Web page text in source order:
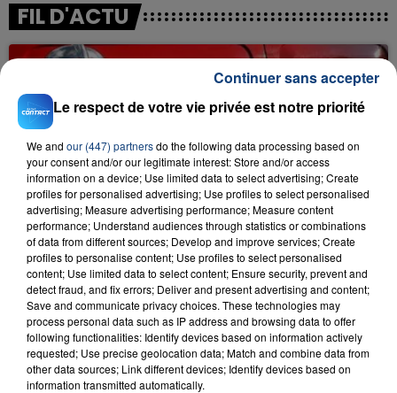
FIL D'ACTU
23 juillet 2026
INCENDIE MORTEL À LENS : UNE FEMME ET
SON BÉBÉ ENTRE LA VIE ET LA...
Un homme s'est immolé par le feu après avoir
aspergé sa compagne et leur bébé de trois mois
d'un liquide inflammable.
Le respect de votre vie privée est notre priorité
We and our (447) partnersdo the following data processing based on
your consent and/or our legitimate interest: Store and/or access
information on a device; Use limited data to select advertising; Create
profiles for personalised advertising; Use profiles to select personalised
advertising; Measure advertising performance; Measure content
performance; Understand audiences through statistics or combinations
of data from different sources; Develop and improve services; Create
profiles to personalise content; Use profiles to select personalised
content; Use limited data to select content; Ensure security, prevent and
detect fraud, and fix errors; Deliver and present advertising and content;
Save and communicate privacy choices. These technologies may
process personal data such as IP address and browsing data to offer
following functionalities: Identify devices based on information actively
requested; Use precise geolocation data; Match and combine data from
other data sources; Link different devices; Identify devices based on
information transmitted automatically.
Continuer sans accepter